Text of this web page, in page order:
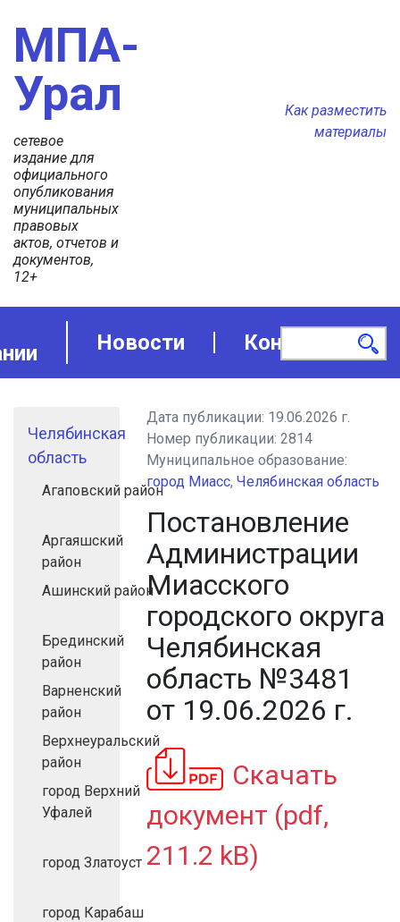
МПА-
Урал
сетевое
издание для
официального
опубликования
муниципальных
правовых
актов, отчетов и
документов,
12+
Как разместить
материалы
Новости Контакты
Челябинская
область
Агаповский район
Аргаяшский
район
Ашинский район
Брединский
район
Варненский
район
Верхнеуральский
район
город Верхний
Уфалей
город Златоуст
город Карабаш
Дата публикации: 19.06.2026 г.
Номер публикации:2814
Муниципальное образование:
город Миасс,Челябинская область
Постановление
Администрации
Миасского
городского округа
Челябинская
область №3481
от 19.06.2026 г.
Скачать
документ (pdf,
211.2 kB)